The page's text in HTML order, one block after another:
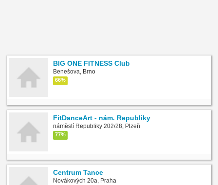
BIG ONE FITNESS Club
Benešova, Brno
66%
FitDanceArt - nám. Republiky
náměstí Republiky 202/28, Plzeň
77%
Centrum Tance
Novákových 20a, Praha